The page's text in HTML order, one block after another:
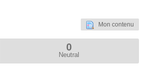
Mon contenu
0
Neutral